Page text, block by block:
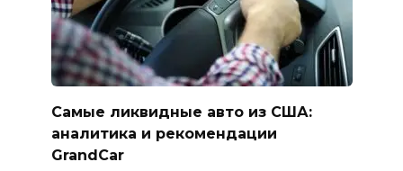
Самые ликвидные авто из США:
аналитика и рекомендации
GrandCar